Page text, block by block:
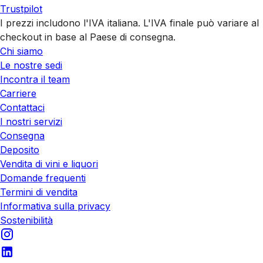
Trustpilot
I prezzi includono l'IVA italiana. L'IVA finale può variare al
checkout in base al Paese di consegna.
Chi siamo
Le nostre sedi
Incontra il team
Carriere
Contattaci
I nostri servizi
Consegna
Deposito
Vendita di vini e liquori
Domande frequenti
Termini di vendita
Informativa sulla privacy
Sostenibilità